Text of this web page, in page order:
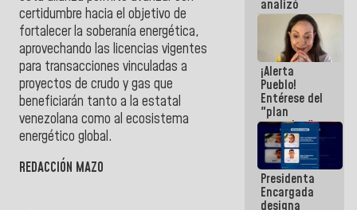
certidumbre hacia el objetivo de
fortalecer la soberanía energética,
aprovechando las licencias vigentes
para transacciones vinculadas a
proyectos de crudo y gas que
beneficiarán tanto a la estatal
venezolana como al ecosistema
energético global.
REDACCIÓN MAZO
hay
programa
analizó
junto a
gobernadores
planes de
recuperación
del Sistema
Eléctrico
Nacional
¡Alerta
Pueblo!
Entérese del
"plan
enjambre"
de La Sayo
para
sabotear el
diálogo y
promover el
Presidenta
Encargada
designa